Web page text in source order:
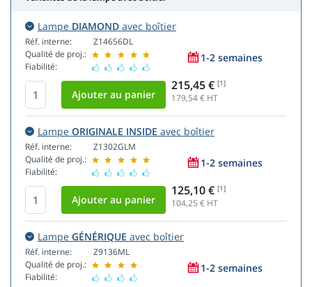
Lampe DIAMOND avec boîtier
Réf. interne:
Qualité de proj.:
Fiabilité:
Z14656DL
1-2 semaines
215,45 € [1]
179,54€ HT
Lampe ORIGINALE INSIDE avec boîtier
Réf. interne:
Qualité de proj.:
Fiabilité:
Z1302GLM
1-2 semaines
125,10 € [1]
104,25 € HT
Lampe GÉNÉRIQUE avec boîtier
Réf. interne:
Qualité de proj.:
Fiabilité:
Z9136ML
1-2 semaines